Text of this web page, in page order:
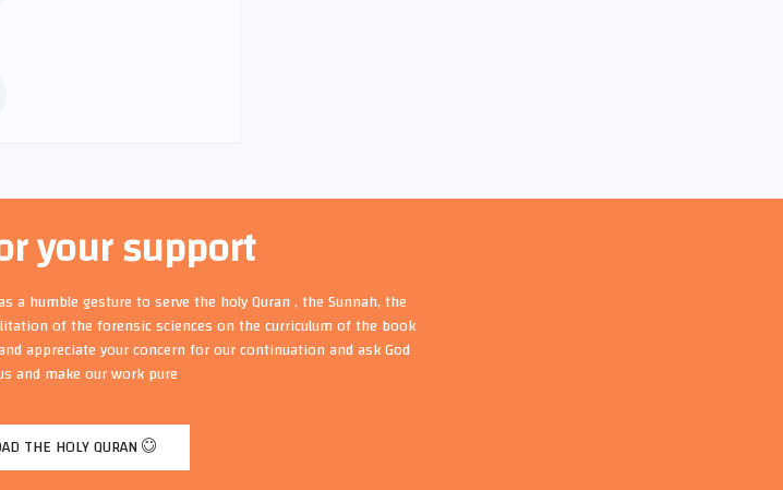
your support
a humble gesture to serve the holy Quran , the Sunnah, the
of the forensic sciences on the curriculum of the book
appreciate your concern for our continuation and ask God
and make our work pure .
THE HOLY QURAN